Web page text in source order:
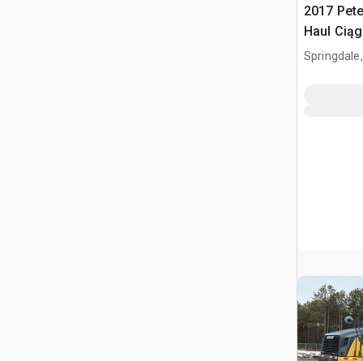
2017
Haul
kabiną
Springdale,